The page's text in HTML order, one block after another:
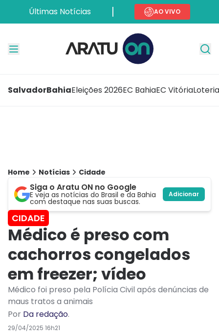
Últimas Notícias AO VIVO
SalvadorBahiaEleições 2026EC BahiaEC Vitória
Home Notícias Cidade
Siga o Aratu ON no Google
E veja as notícias do Brasil e da Bahia
com destaque nas suas buscas.
Adicionar
CIDADE
Médico é preso com
cachorros congelados
em freezer; vídeo
Médico foi preso pela Polícia Civil após denúncias de
maus tratos a animais
Por Da redação.
29/04/2025 16h21